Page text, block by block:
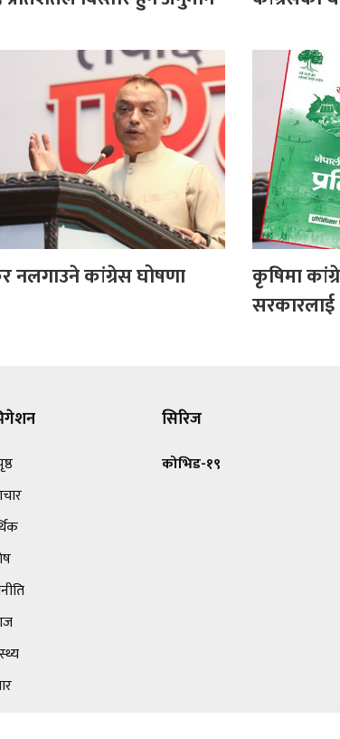
नलगाउने कांग्रेस घोषणा
कृषिमा
सरकारलाई
सिरिज
कोभिड-१९